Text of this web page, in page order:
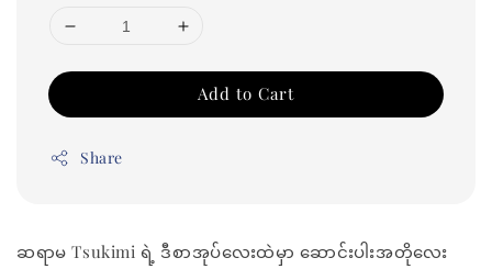
Add to Cart
Share
ဆရာမ Tsukimi ရဲ့ ဒီစာအုပ်လေးထဲမှာ ဆောင်းပါးအတိုလေး